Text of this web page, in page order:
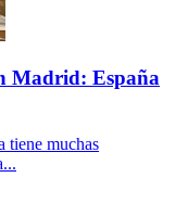
Madrid: España
tiene muchas